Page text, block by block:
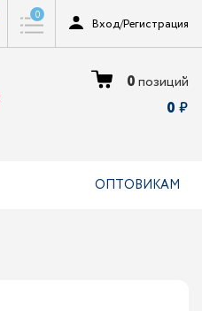
0
Вход/Регистрация
0позиций
0
ОПТОВИКАМ